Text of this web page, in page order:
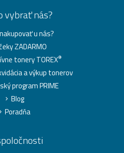
vybrať nás?
u nás?
ZADARMO
tonery TOREX®
a výkup tonerov
program PRIME
Blog
Poradňa